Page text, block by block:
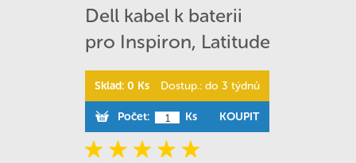
Dell kabel k baterii
pro Inspiron, Latitude
Sklad: 0 Ks Dostup.: do 3 týdnů
Počet: Ks KOUPIT